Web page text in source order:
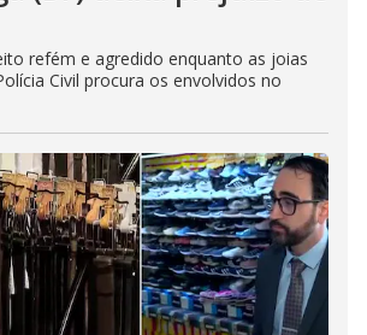
refém e agredido enquanto as joias
Civil procura os envolvidos no